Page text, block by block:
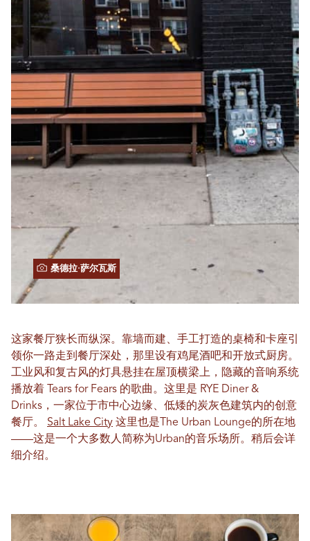
桑德拉·萨尔瓦斯
这家餐厅狭长而纵深。靠墙而建、手工打造的桌椅和卡座引
领你一路走到餐厅深处，那里设有鸡尾酒吧和开放式厨房。
工业风和复古风的灯具悬挂在屋顶横梁上，隐藏的音响系统
播放着 Tears for Fears 的歌曲。这里是 RYE Diner &
Drinks，一家位于市中心边缘、低矮的炭灰色建筑内的创意
餐厅。 Salt Lake City 这里也是The Urban Lounge的所在地
——这是一个大多数人简称为Urban的音乐场所。稍后会详
细介绍。